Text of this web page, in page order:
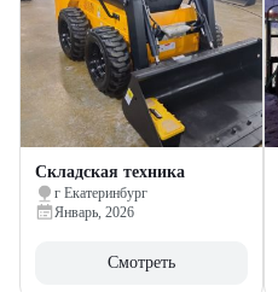
Складская техника
г Екатеринбург
Январь, 2026
Смотреть